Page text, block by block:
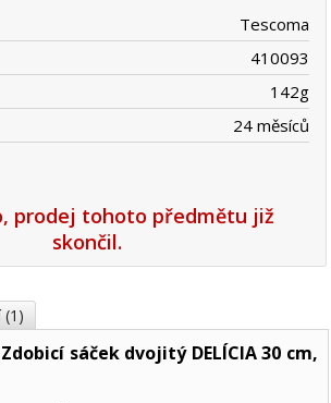
Tescoma
410093
142g
24 měsíců
prodej tohoto předmětu již
skončil.
(1)
sáček dvojitý DELÍCIA 30 cm,